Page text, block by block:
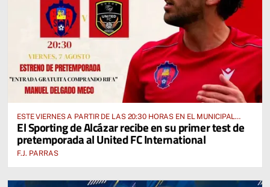
ESTE VIERNES A PARTIR DE LAS 20:30 HORAS EN EL MUNICIPAL
“MANUEL DELGADO MECO”
El Sporting de Alcázar recibe en su primer test de
pretemporada al United FC International
F.J. PARRAS